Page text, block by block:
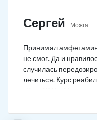
Сергей Можга
Принимал
не смог. Да и
случилась
лечиться. Курс
«Рехаб365». Много